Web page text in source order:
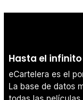
Hasta el
eCartelera es el
La base de datos